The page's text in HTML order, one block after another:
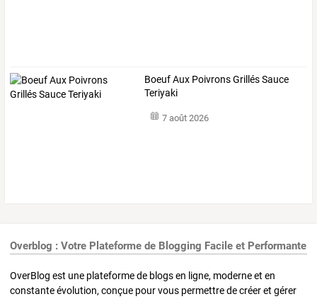
Boeuf Aux Poivrons Grillés Sauce
Teriyaki
7 août 2026
Overblog : Votre Plateforme de Blogging Facile et Performante
OverBlog est une plateforme de blogs en ligne, moderne et en
constante évolution, conçue pour vous permettre de créer et gérer